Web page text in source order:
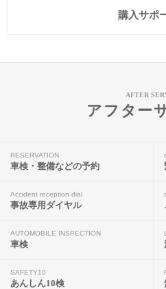
購入サポ
AFTER
アフター
RESERVATION
車検・整備などの予約
Accident reception dial
事故専用ダイヤル
AUTOMOBILE INSPECTION
車検
SAFETY10
あんしん10検